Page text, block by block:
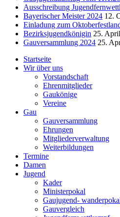
Ausschreibung
Bayerischer Meister 2024 12.
Einladung zum
Bezirksjugendkönigin 25.
Gauversammlung 2024 25.
Startseite
Wir über uns
Vorstandschaft
Ehrenmitglieder
Gaukönige
Vereine
Gau
Gauversammlung
Ehrungen
Mitgliederverwaltung
Weiterbildungen
Termine
Damen
Jugend
Kader
Ministerpokal
Gaujugend-
Gauvergleich